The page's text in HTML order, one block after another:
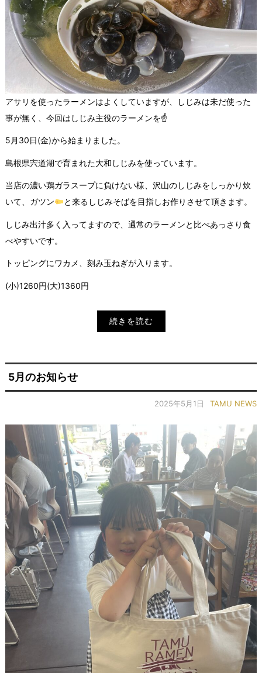
アサリを使ったラーメンはよくしていますが、しじみは未だ使った
事が無く、今回はしじみ主役のラーメンを☝️
5月30日(金)から始まりました。
島根県宍道湖で育まれた大和しじみを使っています。
当店の濃い鶏ガラスープに負けない様、沢山のしじみをしっかり炊
いて、ガツン
と来るしじみそばを目指しお作りさせて頂きます。
しじみ出汁多く入ってますので、通常のラーメンと比べあっさり食
べやすいです。
トッピングにワカメ、刻み玉ねぎが入ります。
(小)1260円(大)1360円
続きを読む
5月のお知らせ
2025年5月1日 TAMU NEWS